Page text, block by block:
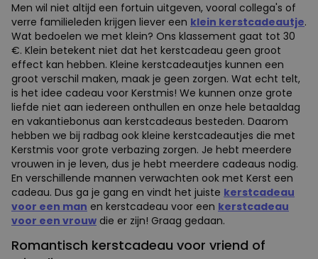
Men wil niet altijd een fortuin uitgeven, vooral collega's of
verre familieleden krijgen liever een klein kerstcadeautje.
Wat bedoelen we met klein? Ons klassement gaat tot 30
€. Klein betekent niet dat het kerstcadeau geen groot
effect kan hebben. Kleine kerstcadeautjes kunnen een
groot verschil maken, maak je geen zorgen. Wat echt telt,
is het idee cadeau voor Kerstmis! We kunnen onze grote
liefde niet aan iedereen onthullen en onze hele betaaldag
en vakantiebonus aan kerstcadeaus besteden. Daarom
hebben we bij radbag ook kleine kerstcadeautjes die met
Kerstmis voor grote verbazing zorgen. Je hebt meerdere
vrouwen in je leven, dus je hebt meerdere cadeaus nodig.
En verschillende mannen verwachten ook met Kerst een
cadeau. Dus ga je gang en vindt het juiste kerstcadeau
voor een man en kerstcadeau voor een kerstcadeau
voor een vrouw die er zijn! Graag gedaan.
Romantisch kerstcadeau voor vriend of